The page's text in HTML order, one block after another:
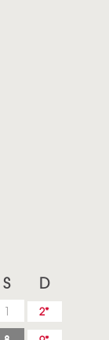
S D
1 2